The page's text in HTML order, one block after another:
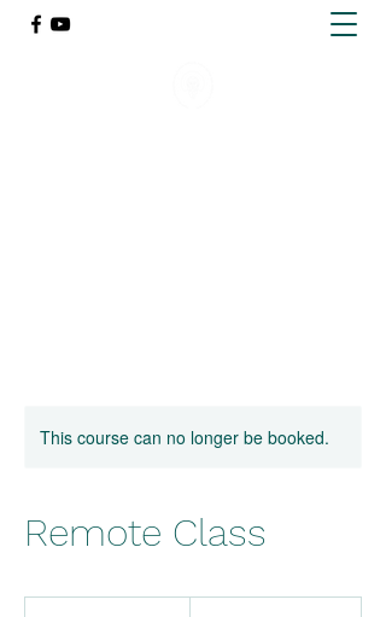
This course can no longer be booked.
Remote Class